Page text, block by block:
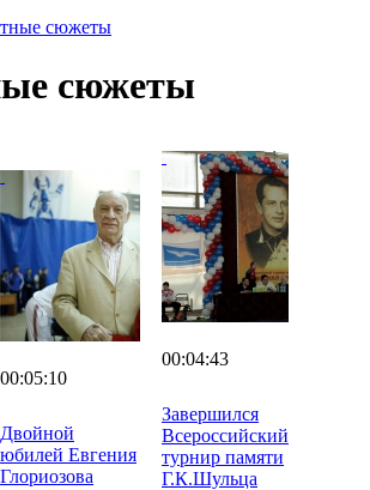
сюжеты
сюжеты
00:05:10
Двойной
юбилей Евгения
Глориозова
00:04:43
Завершился
Всероссийский
турнир памяти
Г.К.Шульца